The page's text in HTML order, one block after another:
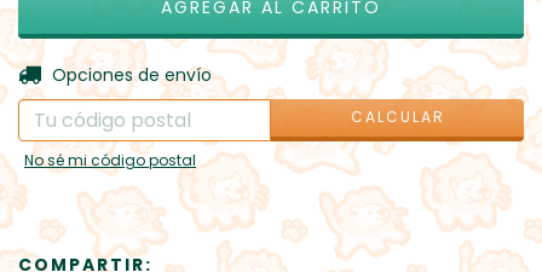
Entregas para el CP: CAMBIAR CP
Opciones de envío
CALCULAR
No sé mi código postal
COMPARTIR: